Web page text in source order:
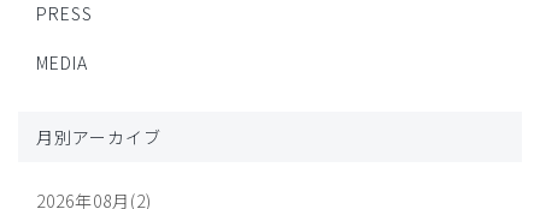
PRESS
MEDIA
月別アーカイブ
2026年08月(2)